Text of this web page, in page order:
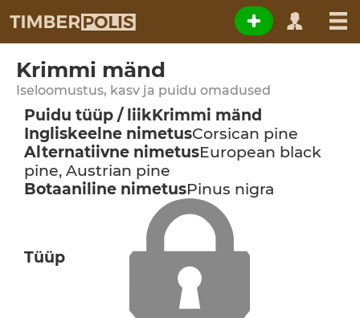
Krimmi mänd
Iseloomustus, kasv ja puidu omadused
Puidu tüüp / liikKrimmi mänd
Ingliskeelne nimetusCorsican pine
Alternatiivne nimetusEuropean black
pine, Austrian pine
Botaaniline nimetusPinus nigra
Tüüp